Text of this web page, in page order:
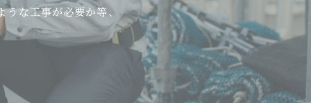
うな工事が必要か等、